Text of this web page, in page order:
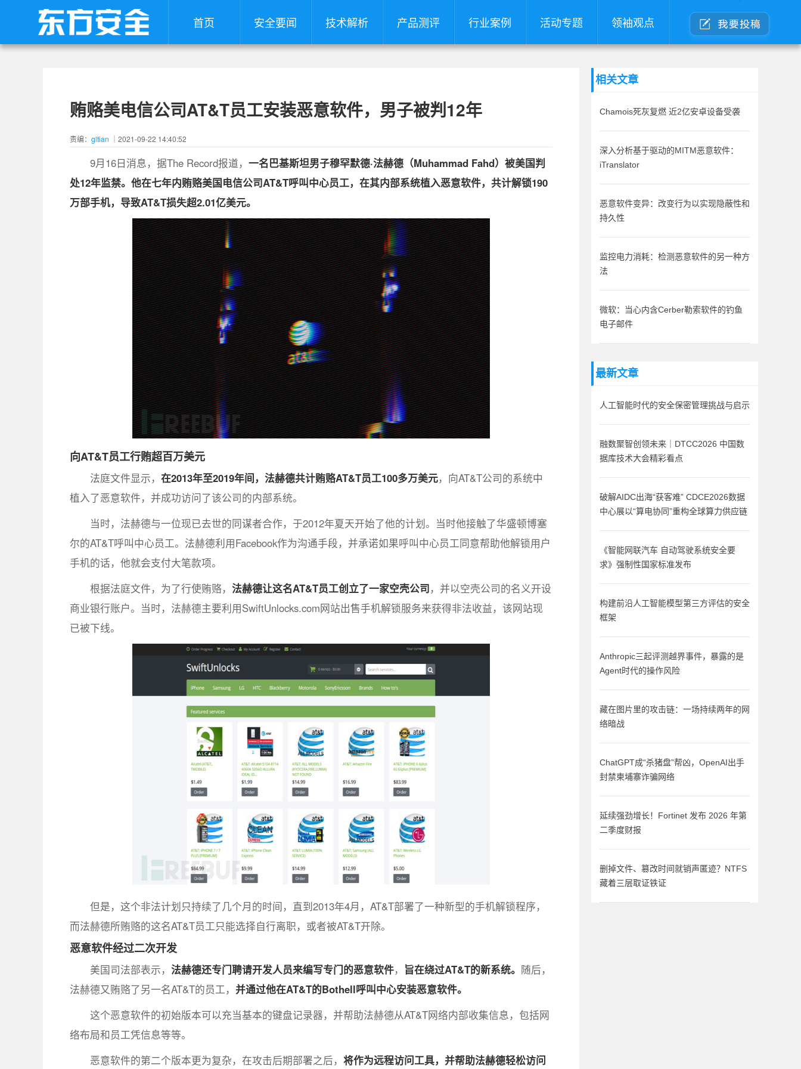
首页 安全要闻 技术解析 产品测评 行业案例 活动专题 领袖观点
贿赂美电信公司AT&T员工安装恶意软件，男子被判12年
责编： gltian ｜2021-09-22 14:40:52
9月16日消息，据The Record报道， 一名巴基斯坦男子穆罕默德·法赫德（Muhammad Fahd）被美国判
处12年监禁。他在七年内贿赂美国电信公司AT&T呼叫中心员工，在其内部系统植入恶意软件，共计解锁190
万部手机，导致AT&T损失超2.01亿美元。
向AT&T员工行贿超百万美元
法庭文件显示， 在2013年至2019年间，法赫德共计贿赂AT&T员工100多万美元，向AT&T公司的系统中
植入了恶意软件，并成功访问了该公司的内部系统。
当时，法赫德与一位现已去世的同谋者合作，于2012年夏天开始了他的计划。当时他接触了华盛顿博塞
尔的AT&T呼叫中心员工。法赫德利用Facebook作为沟通手段，并承诺如果呼叫中心员工同意帮助他解锁用户
手机的话，他就会支付大笔款项。
根据法庭文件，为了行使贿赂， 法赫德让这名AT&T员工创立了一家空壳公司，并以空壳公司的名义开设
商业银行账户。当时，法赫德主要利用SwiftUnlocks.com网站出售手机解锁服务来获得非法收益，该网站现
已被下线。
但是，这个非法计划只持续了几个月的时间，直到2013年4月，AT&T部署了一种新型的手机解锁程序，
而法赫德所贿赂的这名AT&T员工只能选择自行离职，或者被AT&T开除。
恶意软件经过二次开发
美国司法部表示， 法赫德还专门聘请开发人员来编写专门的恶意软件， 旨在绕过AT&T的新系统。 随后，
法赫德又贿赂了另一名AT&T的员工， 并通过他在AT&T的Bothell呼叫中心安装恶意软件。
这个恶意软件的初始版本可以充当基本的键盘记录器，并帮助法赫德从AT&T网络内部收集信息，包括网
络布局和员工凭信息等等。
恶意软件的第二个版本更为复杂，在攻击后期部署之后， 将作为远程访问工具，并帮助法赫德轻松访问
相关文章
Chamois死灰复燃 近2亿安卓设备受袭
深入分析基于驱动的MITM恶意软件：
iTranslator
恶意软件变异：改变行为以实现隐蔽性和
持久性
监控电力消耗：检测恶意软件的另一种方
法
微软：当心内含Cerber勒索软件的钓鱼
电子邮件
最新文章
人工智能时代的安全保密管理挑战与启示
融数聚智创领未来｜DTCC2026 中国数
据库技术大会精彩看点
破解AIDC出海“获客难” CDCE2026数据
中心展以“算电协同”重构全球算力供应链
《智能网联汽车 自动驾驶系统安全要
求》强制性国家标准发布
构建前沿人工智能模型第三方评估的安全
框架
Anthropic三起评测越界事件，暴露的是
Agent时代的操作风险
藏在图片里的攻击链：一场持续两年的网
络暗战
ChatGPT成“杀猪盘”帮凶，OpenAI出手
封禁柬埔寨诈骗网络
延续强劲增长！Fortinet 发布 2026 年第
二季度财报
删掉文件、篡改时间就销声匿迹？NTFS
藏着三层取证铁证